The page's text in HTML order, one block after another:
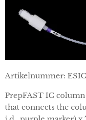
Artikelnummer:
PrepFAST IC
that connects the